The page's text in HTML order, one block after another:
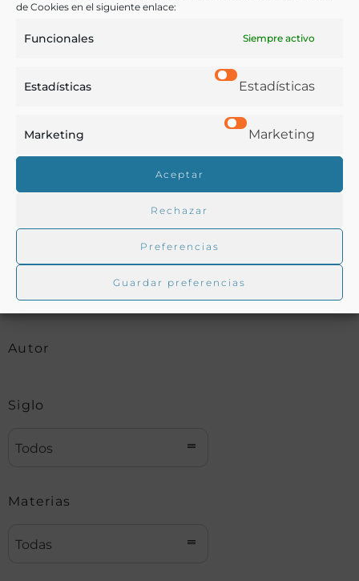
de Cookies en el siguiente enlace:
Funcionales Siempre activo
Estadísticas Estadísticas
Marketing Marketing
Aceptar
Rechazar
Preferencias
Guardar preferencias
Biblioteca digital Duque de Ahumada
Autor
Siglo
Todos
Materias
Todas